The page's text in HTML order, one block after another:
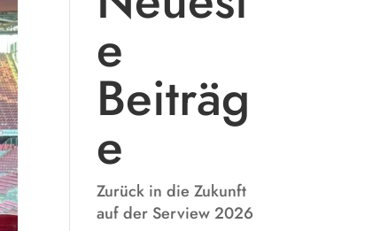
e
Beiträg
e
Zurück in die Zukunft
auf der Serview 2026